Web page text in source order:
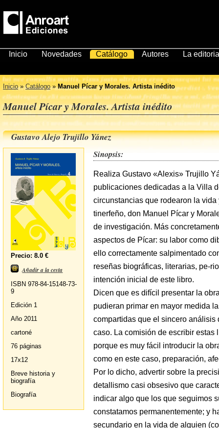
Inicio Novedades Catálogo Autores La
Inicio»Catálogo»Manuel Pícar y Morales. Artista inédito
Manuel Pícar y Morales. Artista inédito
Gustavo Alejo Trujillo Yánez
Precio: 8.0 €
Añadir a la cesta
ISBN 978-84-15148-73-
9
Edición 1
Año 2011
cartoné
76 páginas
17x12
Breve historia y
biografía
Biografía
Sinopsis:
Realiza Gustavo «Alexis» Trujillo
publicaciones dedicadas a la Villa
circunstancias que rodearon la
tinerfeño, don Manuel Pícar y
de investigación. Más
aspectos de Pícar: su labor como
ello correctamente salpimentado
reseñas biográficas, literarias, pe-
intención inicial de este libro.
Dicen que es difícil presentar la
pudieran primar en mayor medida
compartidas que el sincero análisis
caso. La comisión de escribir
porque es muy fácil introducir la
como en este caso, preparación,
Por lo dicho, advertir sobre la
detallismo casi obsesivo que
indicar algo que los que seguimos
constatamos permanentemente; y
secundario en la vida de alguien